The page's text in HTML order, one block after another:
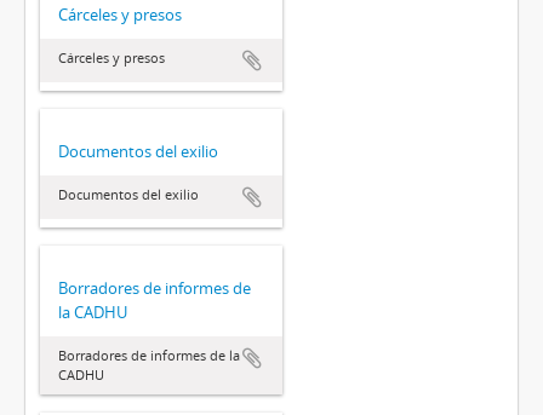
Cárceles y presos
Cárceles y presos
Documentos del exilio
Documentos del exilio
Borradores de informes de
la CADHU
Borradores de informes de la
CADHU